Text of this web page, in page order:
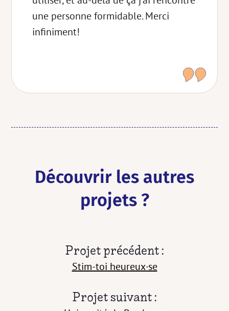
une personne formidable. Merci
infiniment!
Découvrir les autres
projets ?
Projet précédent :
Stim-toi heureux·se
Projet suivant :